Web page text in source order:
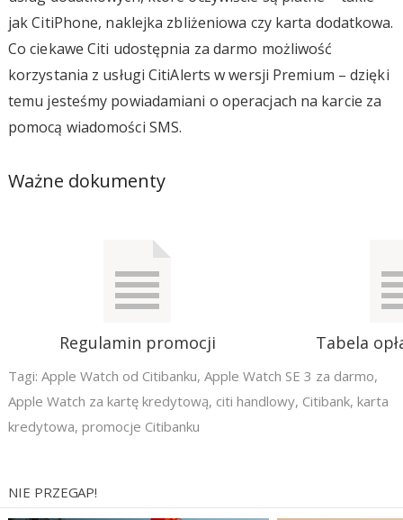
jak CitiPhone, naklejka zbliżeniowa czy karta dodatkowa.
Co ciekawe Citi udostępnia za darmo możliwość
korzystania z usługi CitiAlerts w wersji Premium – dzięki
temu jesteśmy powiadamiani o operacjach na karcie za
pomocą wiadomości SMS.
Ważne dokumenty
Regulamin promocji Tabela
Tagi: Apple Watch od Citibanku, Apple Watch SE 3 za darmo,
Apple Watch za kartę kredytową, citi handlowy, Citibank, karta
kredytowa, promocje Citibanku
NIE PRZEGAP!